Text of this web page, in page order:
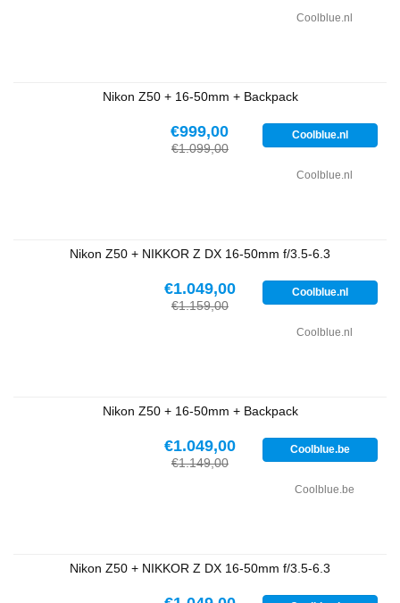
Coolblue.nl
Nikon Z50 + 16-50mm + Backpack
€999,00
€1.099,00
Coolblue.nl
Coolblue.nl
Nikon Z50 + NIKKOR Z DX 16-50mm f/3.5-6.3
€1.049,00
€1.159,00
Coolblue.nl
Coolblue.nl
Nikon Z50 + 16-50mm + Backpack
€1.049,00
€1.149,00
Coolblue.be
Coolblue.be
Nikon Z50 + NIKKOR Z DX 16-50mm f/3.5-6.3